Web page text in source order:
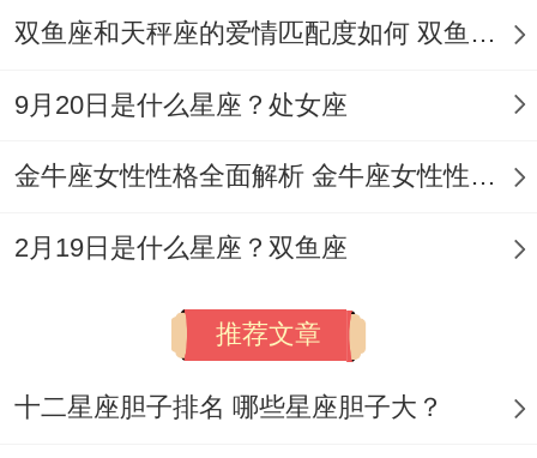
双鱼座和天秤座的爱情匹配度如何 双鱼天秤缘分会怎样
9月20日是什么星座？处女座
金牛座女性性格全面解析 金牛座女性性格与脾气全揭秘
2月19日是什么星座？双鱼座
推荐文章
十二星座胆子排名 哪些星座胆子大？